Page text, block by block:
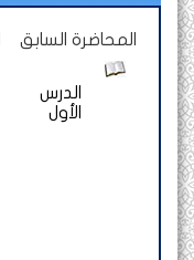
المحاضرة السابق
الدرس
الأول